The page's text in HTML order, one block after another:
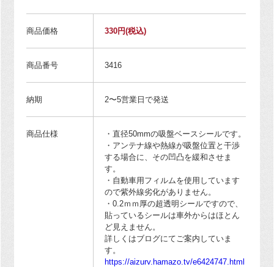
商品価格 330円(税込)
商品番号 3416
納期 2〜5営業日で発送
商品仕様
・直径50mmの吸盤ベースシールです。
・アンテナ線や熱線が吸盤位置と干渉
する場合に、その凹凸を緩和させま
す。
・自動車用フィルムを使用しています
ので紫外線劣化がありません。
・0.2ｍｍ厚の超透明シールですので、
貼っているシールは車外からはほとん
ど見えません。
詳しくはブログにてご案内していま
す。
https://aizurv.hamazo.tv/e6424747.html